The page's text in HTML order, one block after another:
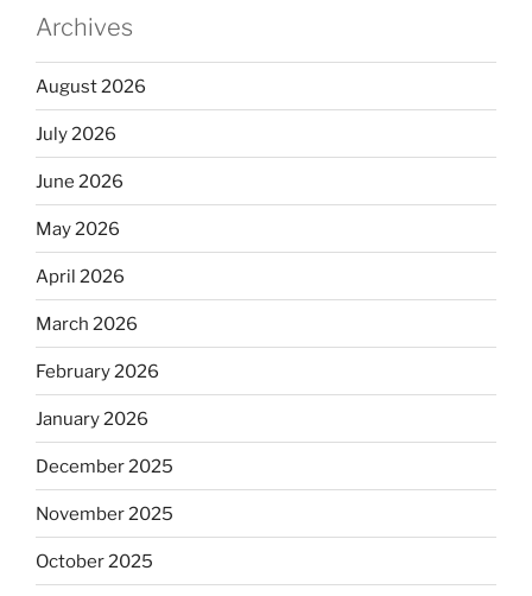
Archives
August 2026
July 2026
June 2026
May 2026
April 2026
March 2026
February 2026
January 2026
December 2025
November 2025
October 2025